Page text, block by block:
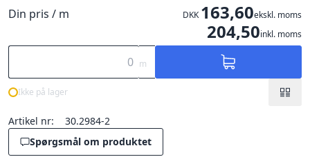
Din pris / m DKK 163,60ekskl. moms
204,50inkl. moms
m
Ikke på lager
Artikel nr:
30.2984-2
Spørgsmål om produktet